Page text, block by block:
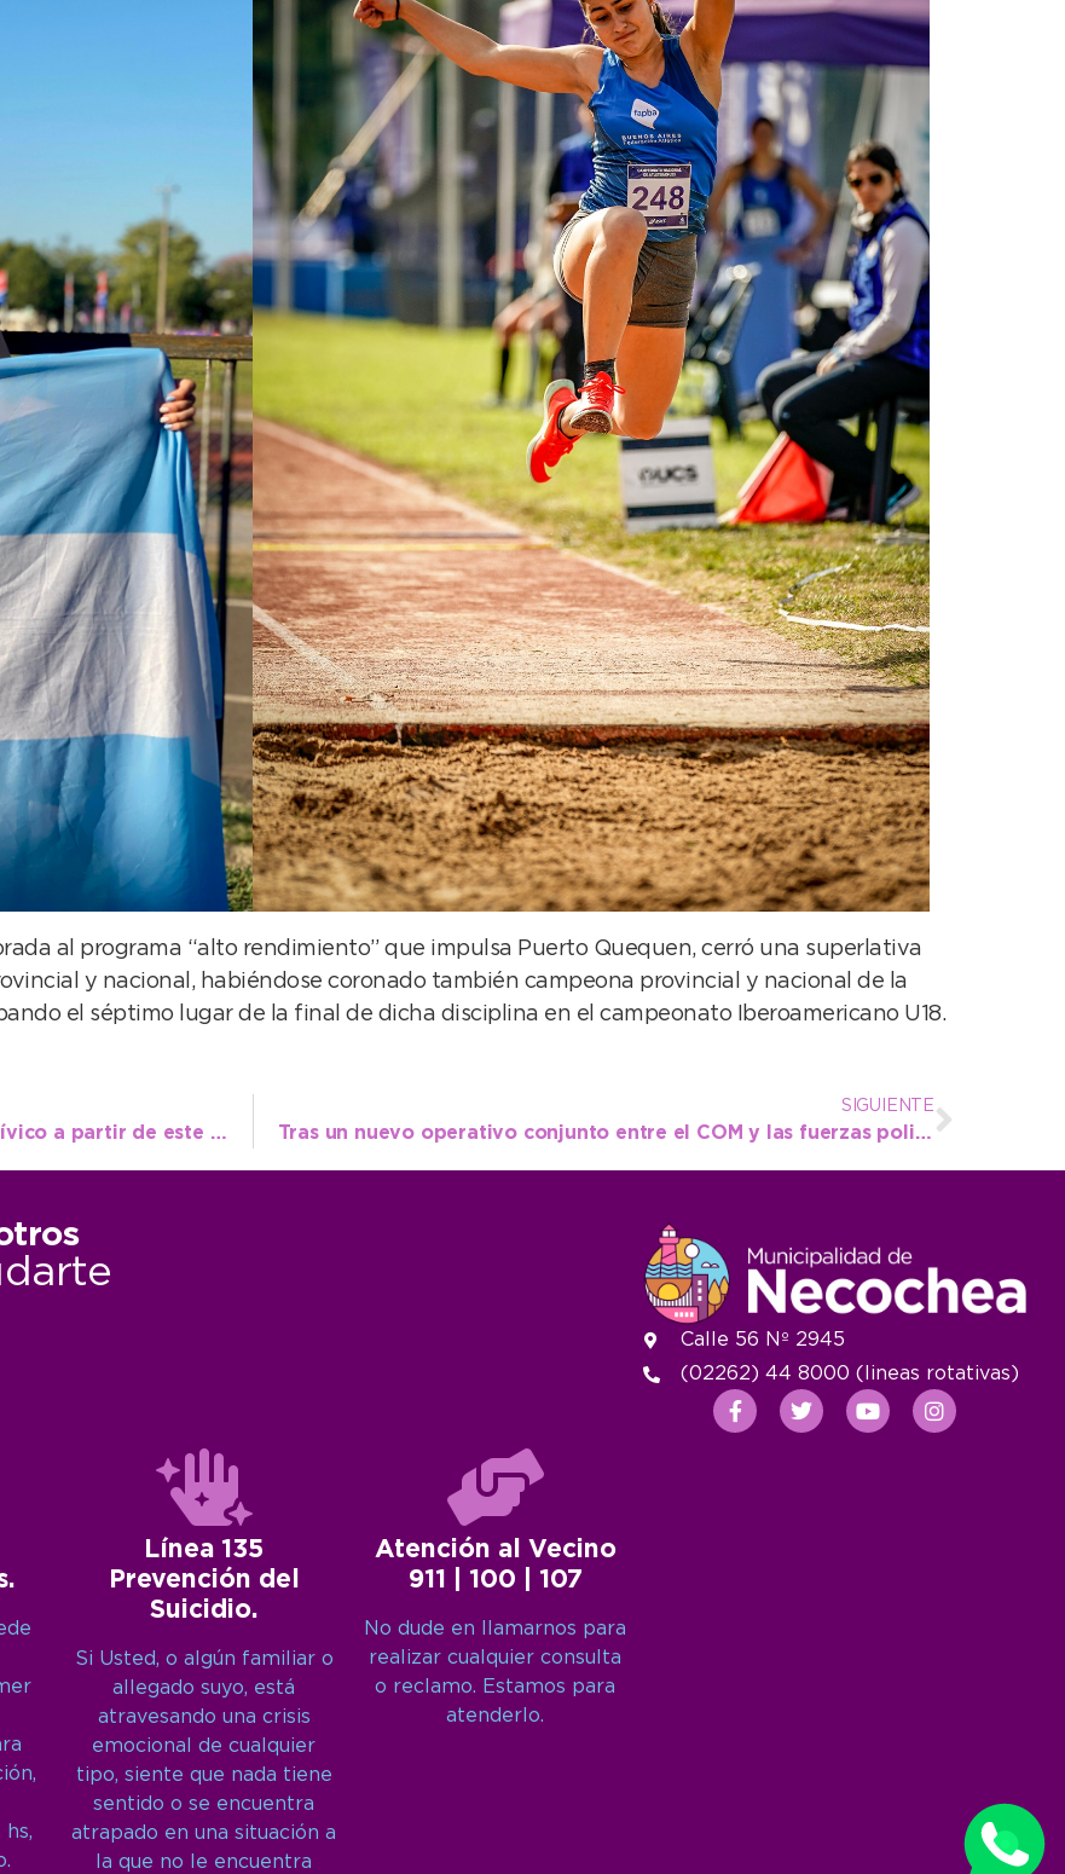
al programa “alto rendimiento” que impulsa Puerto Quequen, cerró una superlativa
y nacional, habiéndose coronado también campeona provincial y nacional de la
el séptimo lugar de la final de dicha disciplina en el campeonato Iberoamericano U18.
Vuelve la atención al público en el Centro Cívico a partir de este lunes
SIGUIENTE
Tras un nuevo operativo conjunto entre el COM y las fuerzas policiales cayó una banda delictiva
Línea 135
Prevención del
Suicidio.
Si Usted, o algún familiar o
allegado suyo, está
atravesando una crisis
emocional de cualquier
tipo, siente que nada tiene
sentido o se encuentra
atrapado en una situación a
la que no le encuentra
Atención al Vecino
911 | 100 | 107
No dude en llamarnos para
realizar cualquier consulta
o reclamo. Estamos para
atenderlo.
Calle 56 Nº 2945
(02262) 44 8000 (lineas rotativas)